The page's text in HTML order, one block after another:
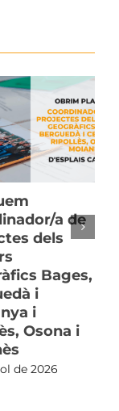
a de
dels
Bages,
i
i
Osona i
de 2026